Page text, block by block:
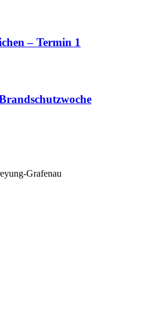
– Termin 1
Grafenau